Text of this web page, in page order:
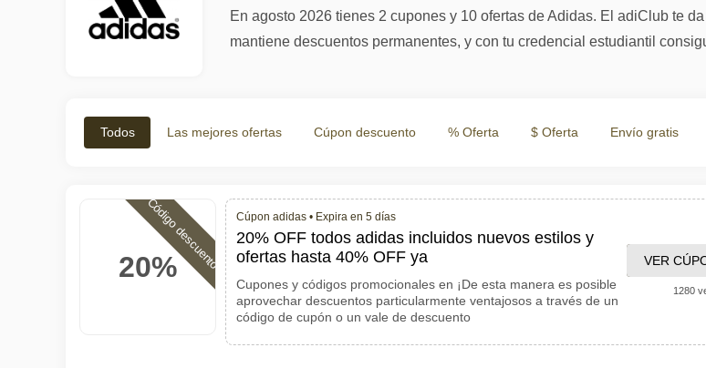
En agosto 2026 tienes 2 cupones y 10 ofertas de Adidas. El adiClub te
mantiene descuentos permanentes, y con tu credencial estudiantil
Todos Las mejores ofertas Cúpon descuento % Oferta $ Oferta Envío gratis
20%
Código descuento Cúpon adidas • Expira en 5 días
20% OFF todos adidas incluidos nuevos estilos y
ofertas hasta 40% OFF ya
Cupones y códigos promocionales en ¡De esta manera es posible
aprovechar descuentos particularmente ventajosos a través de un
código de cupón o un vale de descuento
VER
1280